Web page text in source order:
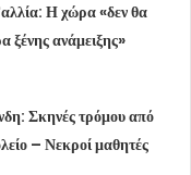
Η χώρα «δεν θα
ξένης ανάμειξης»
Σκηνές τρόμου από
– Νεκροί μαθητές